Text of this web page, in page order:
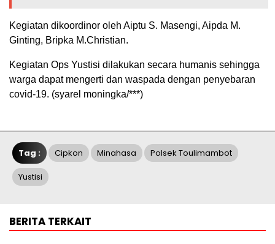
Kegiatan dikoordinor oleh Aiptu S. Masengi, Aipda M.
Ginting, Bripka M.Christian.
Kegiatan Ops Yustisi dilakukan secara humanis sehingga
warga dapat mengerti dan waspada dengan penyebaran
covid-19. (syarel moningka/***)
Tag : Cipkon Minahasa Polsek Toulimambot
Yustisi
BERITA TERKAIT